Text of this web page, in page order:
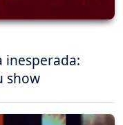
inesperada:
show